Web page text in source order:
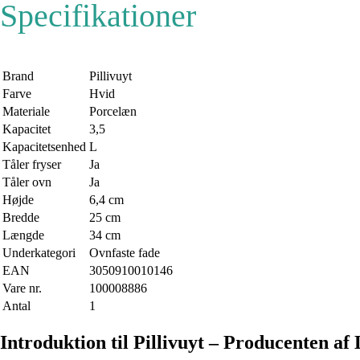
Specifikationer
Brand
Pillivuyt
Farve
Hvid
Materiale
Porcelæn
Kapacitet
3,5
Kapacitetsenhed L
Tåler fryser
Ja
Tåler ovn
Ja
Højde
6,4 cm
Bredde
25 cm
Længde
34 cm
Underkategori
Ovnfaste fade
EAN
3050910010146
Vare nr.
100008886
Antal
1
Introduktion til Pillivuyt – Producenten af